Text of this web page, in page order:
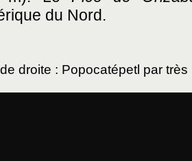
du Nord.
droite : Popocatépetl par